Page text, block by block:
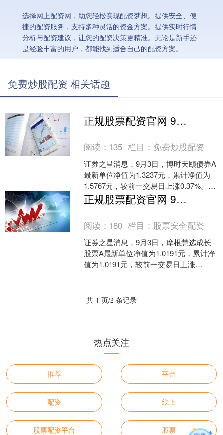
选择网上配资网，助您轻松实现配资梦想。提供安全、便
捷的配资服务，支持多种灵活的资金方案。提供实时行情
分析与配资建议，让您的配资决策更精准。无论是新手还
是经验丰富的用户，都能找到适合自己的配资方案。
免费炒股配资 相关话题
正规股票配资官网 9月3日基金净值：博时天颐债券A最新净值1.3237，涨0.37%
阅读： 135 栏目： 免费炒股配资
证券之星消息，9月3日，博时天颐债券A
最新单位净值为1.3237元，累计净值为
1.5767元，较前一交易日上涨0.37%。历
史数据显示该基金近1个月下跌3.2%....
正规股票配资官网 9月3日基金净值：摩根慧选成长股票A最新净值1.0191，涨0.02%
阅读： 180 栏目： 股票安全配资
证券之星消息，9月3日，摩根慧选成长
股票A最新单位净值为1.0191元，累计净
值为1.0191元，较前一交易日上涨
共 1 页/2 条记录
热点关注
推荐 平台
配资 线上
股票配资平台 股票